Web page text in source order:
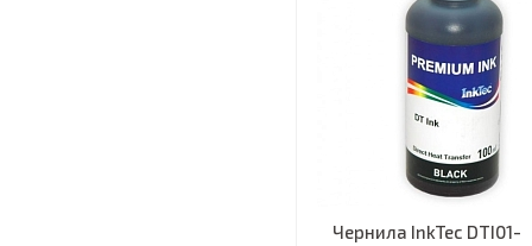
Чернила InkTec DTI01-